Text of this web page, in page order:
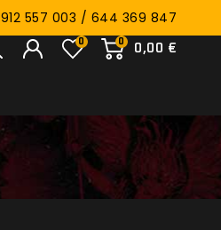
912 557 003 / 644 369 847
0
0,00 €
0